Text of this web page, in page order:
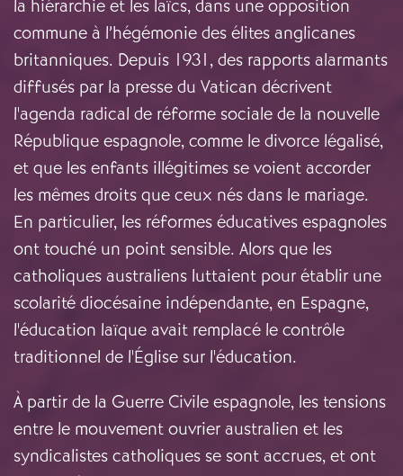
la hiérarchie et les laïcs, dans une opposition
commune à l’hégémonie des élites anglicanes
britanniques. Depuis 1931, des rapports alarmants
diffusés par la presse du Vatican décrivent
l'agenda radical de réforme sociale de la nouvelle
République espagnole, comme le divorce légalisé,
et que les enfants illégitimes se voient accorder
les mêmes droits que ceux nés dans le mariage.
En particulier, les réformes éducatives espagnoles
ont touché un point sensible. Alors que les
catholiques australiens luttaient pour établir une
scolarité diocésaine indépendante, en Espagne,
l'éducation laïque avait remplacé le contrôle
traditionnel de l'Église sur l'éducation.
À partir de la Guerre Civile espagnole, les tensions
entre le mouvement ouvrier australien et les
syndicalistes catholiques se sont accrues, et ont